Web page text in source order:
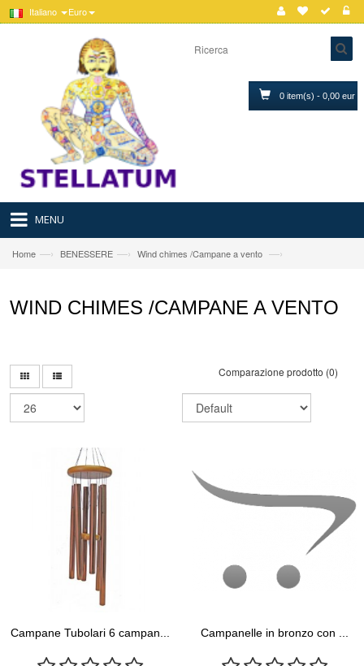
Italiano Euro
0 item(s) - 0,00 eur
MENU
Home —› BENESSERE —› Wind chimes /Campane a vento —›
WIND CHIMES /CAMPANE A VENTO
Comparazione prodotto (0)
Campane Tubolari 6 campan... Campanelle in bronzo con ...